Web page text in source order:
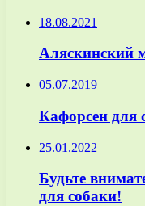
18.08.2021
Аляскинский
05.07.2019
Кафорсен для
25.01.2022
Будьте
для собаки!